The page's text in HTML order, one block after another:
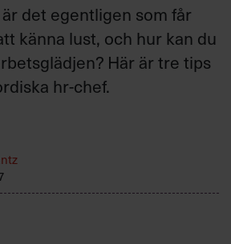
det egentligen som får
känna lust, och hur kan du
Här är tre tips
hr-chef.